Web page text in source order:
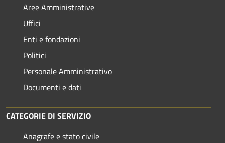
Aree Amministrative
Uffici
Enti e fondazioni
Politici
Personale Amministrativo
Documenti e dati
CATEGORIE DI SERVIZIO
Anagrafe e stato civile